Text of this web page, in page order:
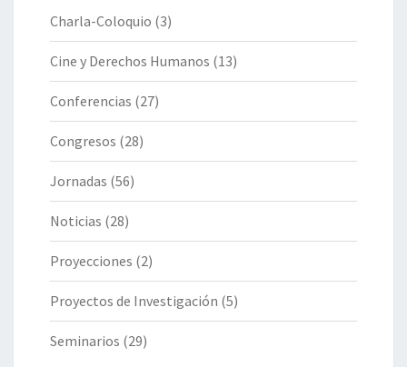
Charla-Coloquio (3)
Cine y Derechos Humanos (13)
Conferencias (27)
Congresos (28)
Jornadas (56)
Noticias (28)
Proyecciones (2)
Proyectos de Investigación (5)
Seminarios (29)